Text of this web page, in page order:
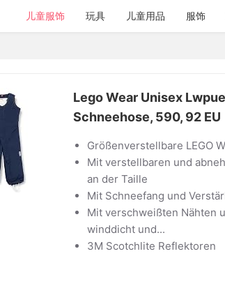
儿童服饰 玩具 儿童用品 服饰
Lego Wear Unisex
Schneehose, 590, 92 EU
Größenverstellbare LEGO
Mit verstellbaren und
an der Taille
Mit Schneefang und
Mit verschweißten Nähten
winddicht und...
3M Scotchlite Reflektoren